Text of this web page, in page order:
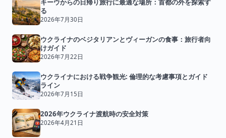
キーウからの日帰り旅行に最適な場所：首都の外を探索す
る
2026年7月30日
ウクライナのベジタリアンとヴィーガンの食事：旅行者向
けガイド
2026年7月22日
ウクライナにおける戦争観光: 倫理的な考慮事項とガイド
ライン
2026年7月15日
2026年ウクライナ渡航時の安全対策
2026年4月21日